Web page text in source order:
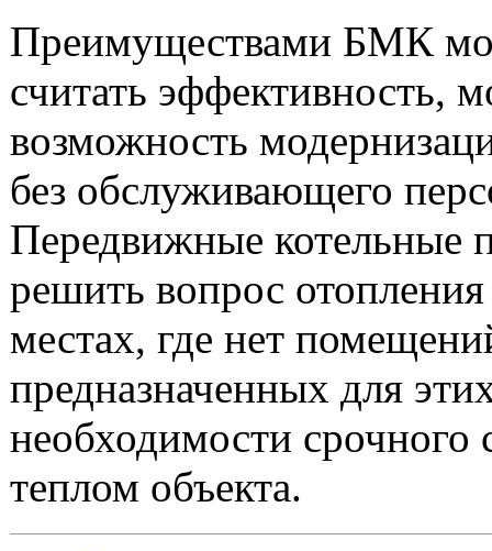
Преимуществами БМК
считать эффективность,
возможность
без обслуживающего
Передвижные котельные
решить вопрос отопления
местах, где нет
предназначенных для
необходимости срочного
теплом объекта.